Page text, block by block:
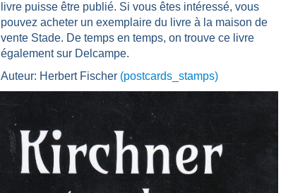
livre puisse être publié. Si vous êtes intéressé, vous
pouvez acheter un exemplaire du livre à la maison de
vente Stade. De temps en temps, on trouve ce livre
également sur Delcampe.
Auteur: Herbert Fischer (postcards_stamps)